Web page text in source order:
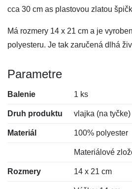
cca 30 cm as plastovou zlatou
Má rozmery 14 x 21 cm a je
polyesteru. Je tak zaručená dlhá
Parametre
Balenie 1 ks
Druh produktu vlajka (na tyčke)
Materiál 100% polyester
Materiálové
Rozmery 14 x 21 cm